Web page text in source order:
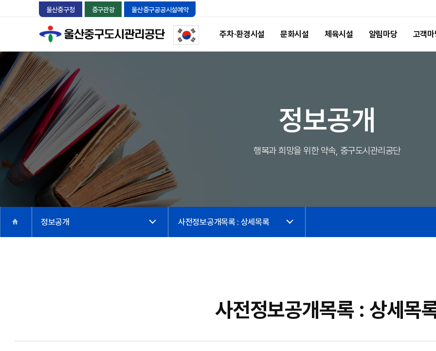
울산중구청 중구관광 울산중구공공시설예약
주차·환경시설 문화시설 체육시설 알림마당 고객
정보공개
행복과 희망을 위한 약속, 중구도시관리공단
정보공개 사전정보공개목록 : 상세목록
사전정보공개목록 : 상세목